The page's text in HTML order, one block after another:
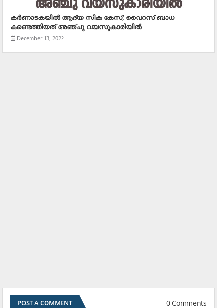
കര്‍ണാടകയില്‍ ആദ്യ സിക കേസ്; വൈറസ് ബാധ
കണ്ടെത്തിയത് അഞ്ചു വയസുകാരിയില്‍
December 13, 2022
POST A COMMENT 0 Comments